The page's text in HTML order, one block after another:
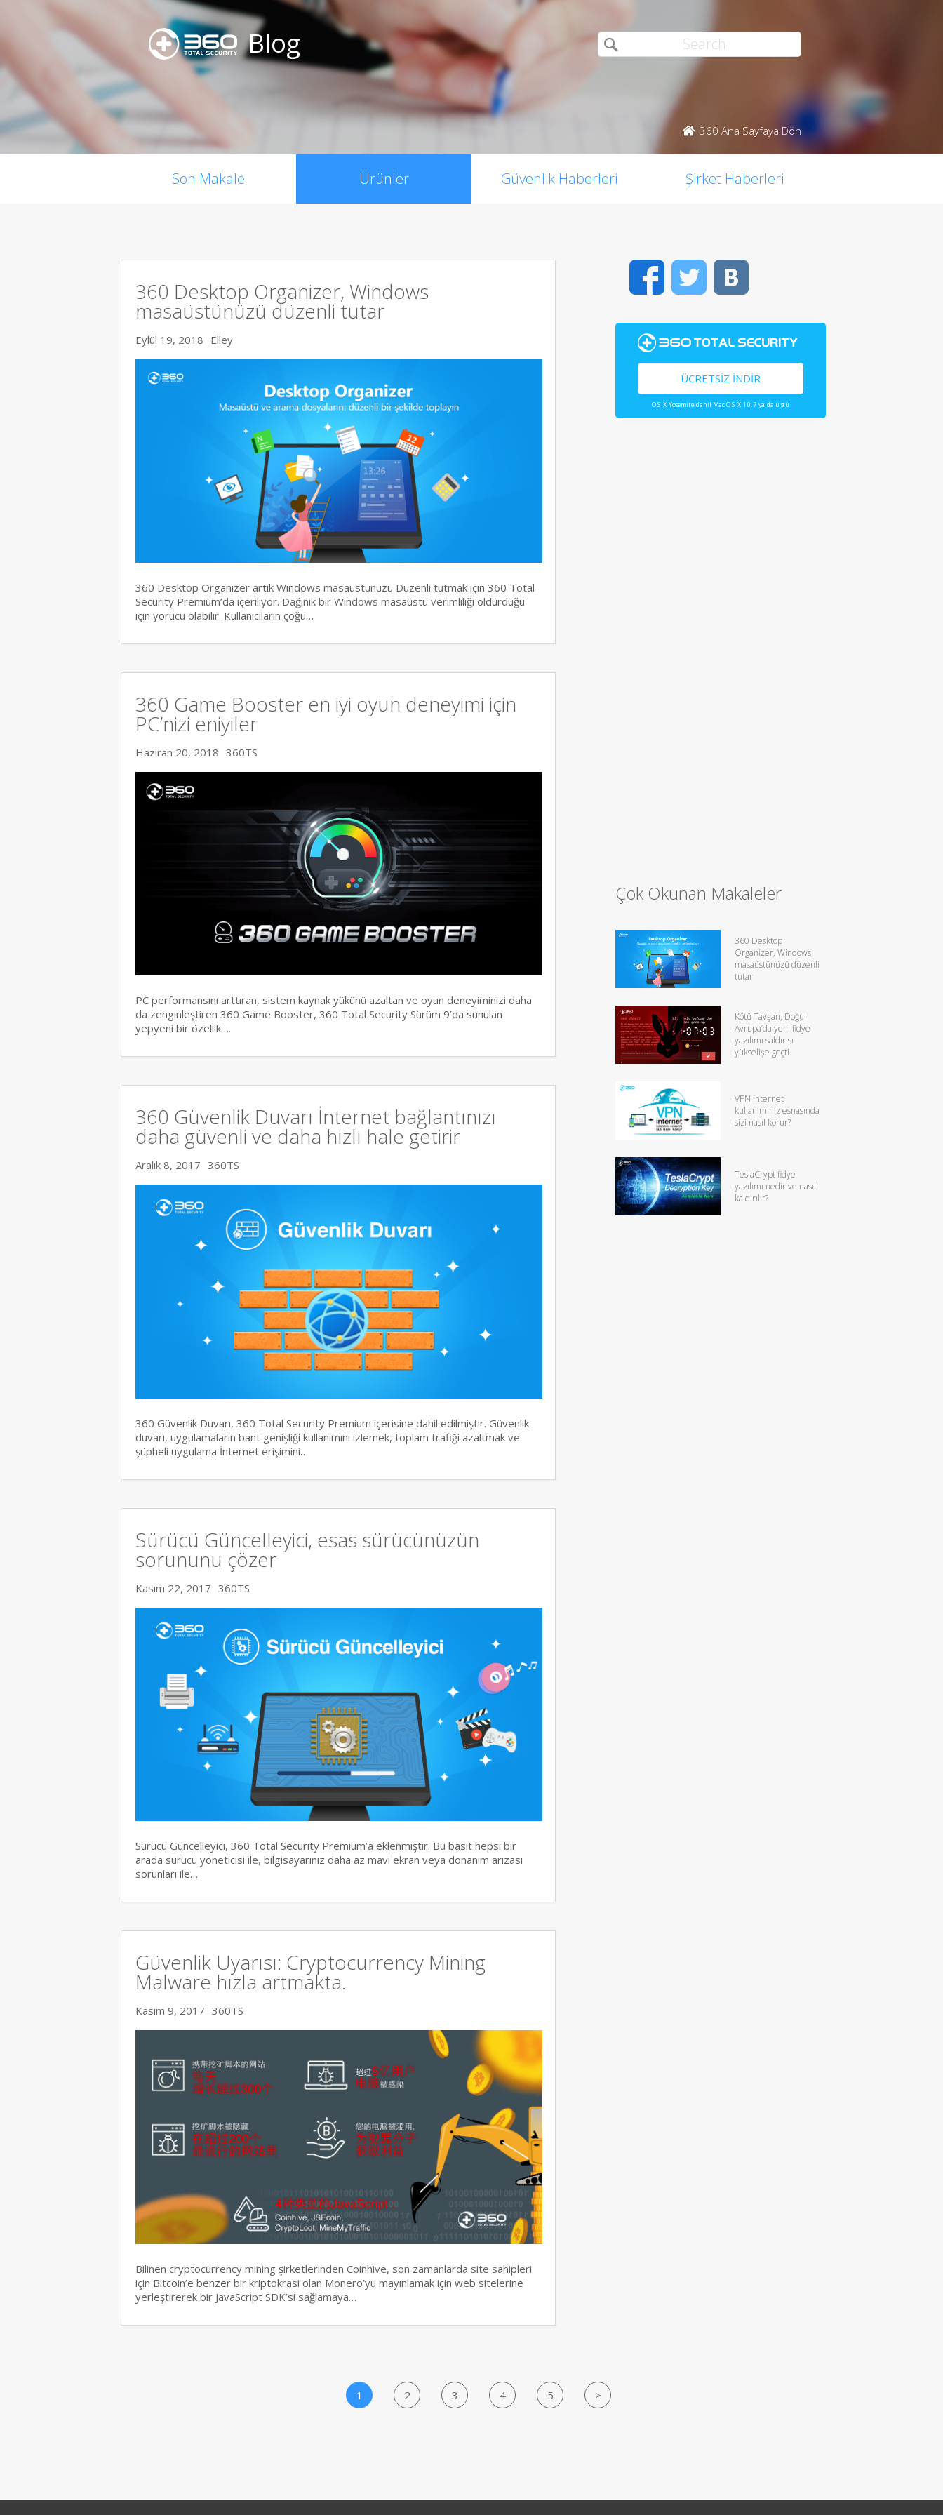
Blog
360 Ana Sayfaya Dön
Son Makale Ürünler Güvenlik Haberleri Şirket Haberleri
360 Desktop Organizer, Windows
masaüstünüzü düzenli tutar
Eylül 19, 2018 Elley
360 Desktop Organizer artık Windows masaüstünüzü Düzenli tutmak için 360 Total
Security Premium’da içeriliyor. Dağınık bir Windows masaüstü verimliliği öldürdüğü
için yorucu olabilir. Kullanıcıların çoğu…
360 Game Booster en iyi oyun deneyimi için
PC’nizi eniyiler
Haziran 20, 2018 360TS
PC performansını arttıran, sistem kaynak yükünü azaltan ve oyun deneyiminizi daha
da zenginleştiren 360 Game Booster, 360 Total Security Sürüm 9’da sunulan
yepyeni bir özellik….
360 Güvenlik Duvarı İnternet bağlantınızı
daha güvenli ve daha hızlı hale getirir
Aralık 8, 2017 360TS
360 Güvenlik Duvarı, 360 Total Security Premium içerisine dahil edilmiştir. Güvenlik
duvarı, uygulamaların bant genişliği kullanımını izlemek, toplam trafiği azaltmak ve
şüpheli uygulama İnternet erişimini…
Sürücü Güncelleyici, esas sürücünüzün
sorununu çözer
Kasım 22, 2017 360TS
Sürücü Güncelleyici, 360 Total Security Premium’a eklenmiştir. Bu basit hepsi bir
arada sürücü yöneticisi ile, bilgisayarınız daha az mavi ekran veya donanım arızası
sorunları ile…
Güvenlik Uyarısı: Cryptocurrency Mining
Malware hızla artmakta.
Kasım 9, 2017 360TS
Bilinen cryptocurrency mining şirketlerinden Coinhive, son zamanlarda site sahipleri
için Bitcoin’e benzer bir kriptokrasi olan Monero’yu mayınlamak için web sitelerine
yerleştirerek bir JavaScript SDK’si sağlamaya…
FacebookTwitter
ÜCRETSIZ İNDIR
OS X Yosemite dahil Mac OS X 10.7 ya da üstü
Çok Okunan Makaleler
360 Desktop
Organizer, Windows
masaüstünüzü düzenli
tutar
Kötü Tavşan, Doğu
Avrupa’da yeni fidye
yazılımı saldırısı
yükselişe geçti.
VPN internet
kullanımınız esnasında
sizi nasıl korur?
TeslaCrypt fidye
yazılımı nedir ve nasıl
kaldırılır?
1 2 3 4 5 >